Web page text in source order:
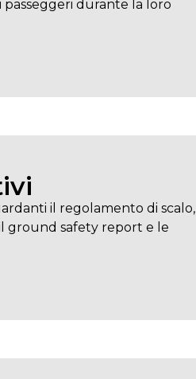
passeggeri durante la loro
il regolamento di scalo,
ground safety report e le